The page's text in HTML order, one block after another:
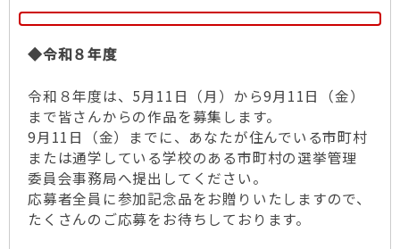
◆令和８年度
令和８年度は、5月11日（月）から9月11日（金）
まで皆さんからの作品を募集します。
9月11日（金）までに、あなたが住んでいる市町村
または通学している学校のある市町村の選挙管理
委員会事務局へ提出してください。
応募者全員に参加記念品をお贈りいたしますので、
たくさんのご応募をお待ちしております。